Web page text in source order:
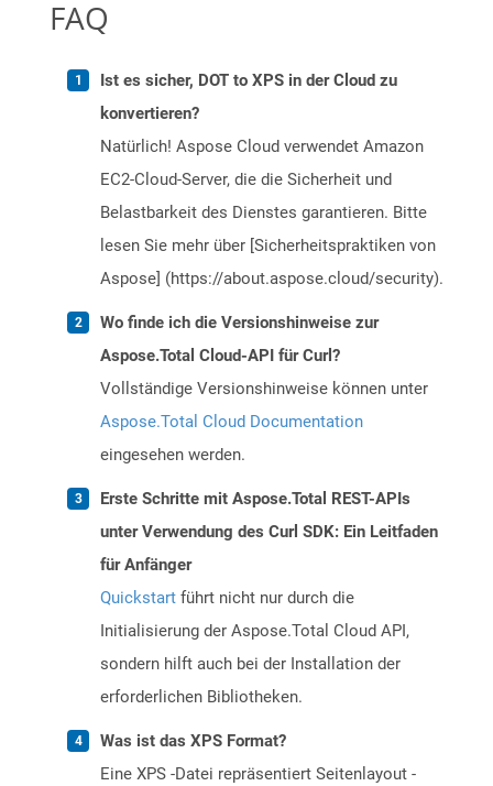
FAQ
Ist es sicher, DOT to XPS in der Cloud zu
konvertieren?
Natürlich! Aspose Cloud verwendet Amazon
EC2-Cloud-Server, die die Sicherheit und
Belastbarkeit des Dienstes garantieren. Bitte
lesen Sie mehr über [Sicherheitspraktiken von
Aspose] (https://about.aspose.cloud/security).
Wo finde ich die Versionshinweise zur
Aspose.Total Cloud-API für Curl?
Vollständige Versionshinweise können unter
Aspose.Total Cloud Documentation
eingesehen werden.
Erste Schritte mit Aspose.Total REST-APIs
unter Verwendung des Curl SDK: Ein Leitfaden
für Anfänger
Quickstart führt nicht nur durch die
Initialisierung der Aspose.Total Cloud API,
sondern hilft auch bei der Installation der
erforderlichen Bibliotheken.
Was ist das XPS Format?
Eine XPS -Datei repräsentiert Seitenlayout -